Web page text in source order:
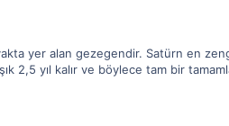
yer alan gezegendir. Satürn en
2,5 yıl kalır ve böylece tam bir